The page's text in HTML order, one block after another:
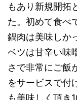
もあり新規開拓
た。初めて食べ
鍋肉は美味しか
ベツは甘辛い味
さで非常にご飯
をサービスで付
も美味しく頂き